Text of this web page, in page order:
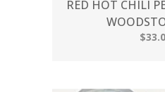
RED HOT CHILI